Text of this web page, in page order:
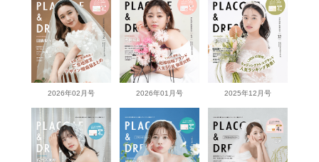
2026年02月号 2026年01月号 2025年12月号